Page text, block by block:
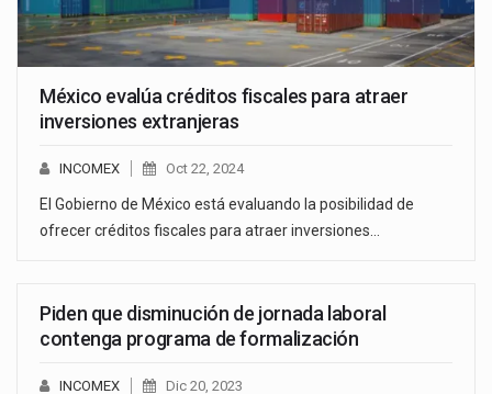
México evalúa créditos fiscales para atraer
inversiones extranjeras
INCOMEX Oct 22, 2024
El Gobierno de México está evaluando la posibilidad de
ofrecer créditos fiscales para atraer inversiones…
Piden que disminución de jornada laboral
contenga programa de formalización
INCOMEX Dic 20, 2023